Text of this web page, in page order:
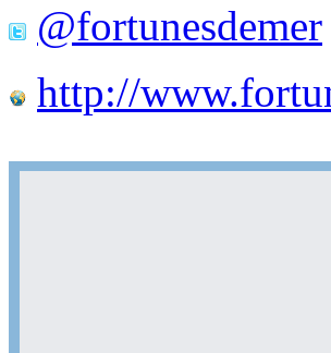
@fortunesdemer
http://